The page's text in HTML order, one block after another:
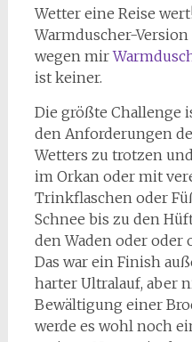
Wetter eine Reise
Warmduscher-
wegen mir
ist keiner.
Die größte Challenge
den Anforderungen
Wetters zu trotzen
im Orkan oder mit
Trinkflaschen oder
Schnee bis zu den
den Waden oder oder
Das war ein Finish
harter Ultralauf, aber
Bewältigung einer
werde es wohl noch